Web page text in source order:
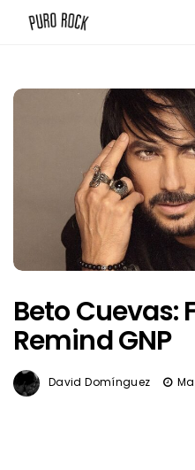
Beto Cuevas:
Remind GNP
David Domínguez